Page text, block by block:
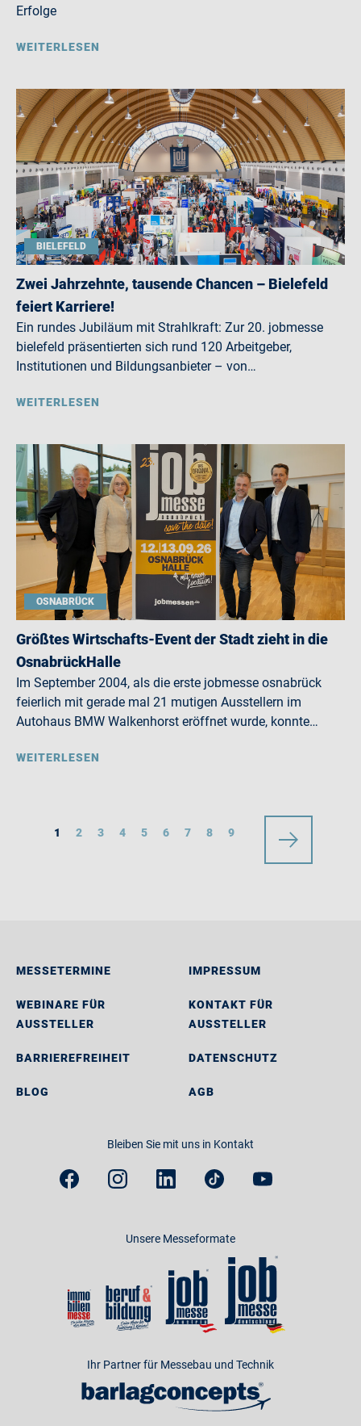
Erfolge
WEITERLESEN
BIELEFELD
Zwei Jahrzehnte, tausende Chancen – Bielefeld
feiert Karriere!
Ein rundes Jubiläum mit Strahlkraft: Zur 20. jobmesse
bielefeld präsentierten sich rund 120 Arbeitgeber,
Institutionen und Bildungsanbieter – von…
WEITERLESEN
OSNABRÜCK
Größtes Wirtschafts-Event der Stadt zieht in die
OsnabrückHalle
Im September 2004, als die erste jobmesse osnabrück
feierlich mit gerade mal 21 mutigen Ausstellern im
Autohaus BMW Walkenhorst eröffnet wurde, konnte…
WEITERLESEN
1 2 3 4 5 6 7 8 9
MESSETERMINE
WEBINARE FÜR
AUSSTELLER
BARRIEREFREIHEIT
BLOG
IMPRESSUM
KONTAKT FÜR
AUSSTELLER
DATENSCHUTZ
AGB
Bleiben Sie mit uns in Kontakt
Unsere Messeformate
Ihr Partner für Messebau und Technik